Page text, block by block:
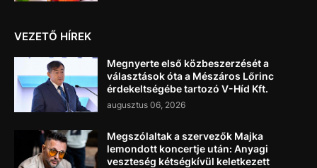
VEZETŐ HÍREK
Megnyerte első közbeszerzését a
választások óta a Mészáros Lőrinc
érdekeltségébe tartozó V-Híd Kft.
augusztus 06, 2026
Megszólaltak a szervezők Majka
lemondott koncertje után: Anyagi
veszteség kétségkívül keletkezett